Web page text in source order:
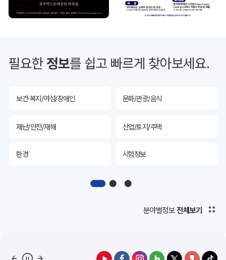
필요한정보를 쉽고 빠르게 찾아보세요.
투자유치 공공데이터&통계
산림 해양/수산
보건·복지/여성/장애인 문화/관광/음식
재난/안전/재해 산업/토지/주택
환경 시험정보
디지털아카이브
공공데이터&통계
분야별정보 전체보기